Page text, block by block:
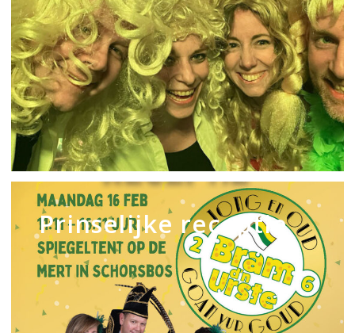
Prinselijke
receptie
Prinselijke receptie